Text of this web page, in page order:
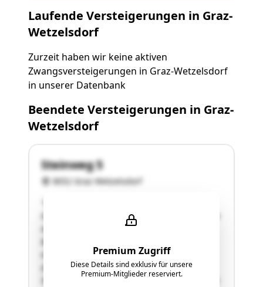
Laufende Versteigerungen in Graz-
Wetzelsdorf
Zurzeit haben wir keine aktiven
Zwangsversteigerungen in Graz-Wetzelsdorf
in unserer Datenbank
Beendete Versteigerungen in Graz-
Wetzelsdorf
Premium Zugriff
Diese Details sind exklusiv für unsere
Premium-Mitglieder reserviert.
Steinweg 5
8052 Graz-Wetzelsdorf
Doppelwohnhaus wurde gemäß den Erhebungen
des Sachverständigen auf Basis der
Baubewilligung GZ 153//9-P/81-2004 Neubau
eines Zweifamilienwohnhauses
(Doppelwohnhaus) mit 2 Carport, Einfriedung,
Steinwurfstützmauer und Schwimmbecken sowie